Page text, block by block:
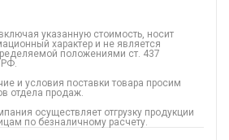
указанную стоимость, носит
характер и не является
положениями ст. 437
РФ.
и условия поставки товара просим
отдела продаж.
осуществляет отгрузку продукции
по безналичному расчету.